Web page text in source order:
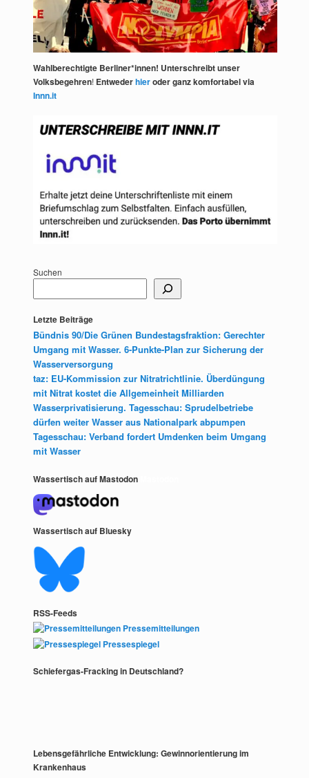
Wahlberechtigte Berliner*innen! Unterschreibt unser
Volksbegehren! Entwederhieroder ganz komfortabel via
Innn.it
Suchen
Letzte Beiträge
Bündnis 90/Die Grünen Bundestagsfraktion: Gerechter
Umgang mit Wasser. 6-Punkte-Plan zur Sicherung der
Wasserversorgung
taz: EU-Kommission zur Nitratrichtlinie. Überdüngung
mit Nitrat kostet die Allgemeinheit Milliarden
Wasserprivatisierung. Tagesschau: Sprudelbetriebe
dürfen weiter Wasser aus Nationalpark abpumpen
Tagesschau: Verband fordert Umdenken beim Umgang
mit Wasser
Wassertisch auf Mastodon
Wassertisch auf Bluesky
RSS-Feeds
Pressemitteilungen
Pressespiegel
Schiefergas-Fracking in Deutschland?
Lebensgefährliche Entwicklung: Gewinnorientierung im
Krankenhaus